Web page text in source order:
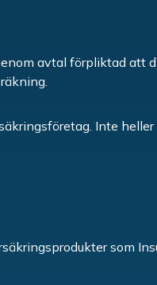
avtal förpliktad att
Inte
som